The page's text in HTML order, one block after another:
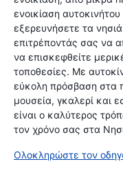
ενοικίαση
εξερευνήσετε τα
επιτρέποντάς σας να
να επισκεφθείτε
τοποθεσίες. Με
εύκολη πρόσβαση στα
μουσεία, γκαλερί και
είναι ο καλύτερος
τον χρόνο σας στα
Ολοκληρώστε τον